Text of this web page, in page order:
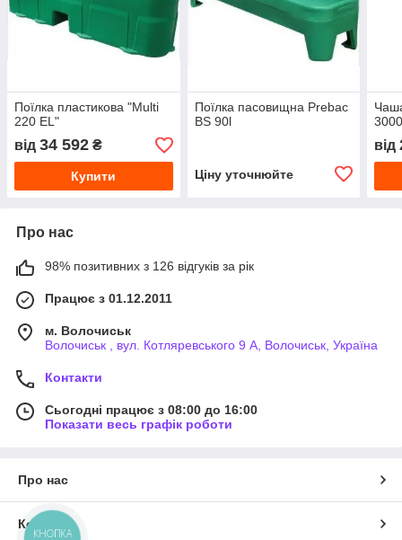
Поїлка пластикова "Multi
220 EL"
від 34 592 ₴
Купити
Поїлка пасовищна Prebac
BS 90l
Ціну уточнюйте
від
Про нас
98% позитивних з 126 відгуків за рік
Працює з 01.12.2011
м. Волочиськ
Волочиськ , вул. Котляревського 9 А, Волочиськ, Україна
Контакти
Сьогодні працює з 08:00 до 16:00
Показати весь графік роботи
Про нас
Контакти
КНОПКА